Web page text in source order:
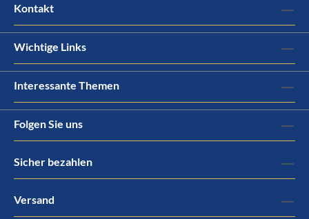
Kontakt
Wichtige Links
Interessante Themen
Folgen Sie uns
Sicher bezahlen
Versand